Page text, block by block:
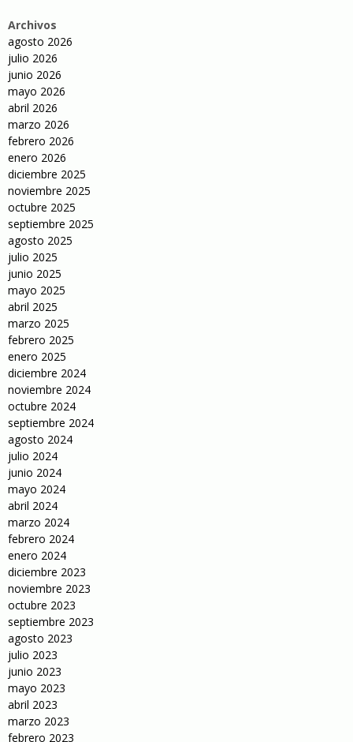
Archivos
agosto 2026
julio 2026
junio 2026
mayo 2026
abril 2026
marzo 2026
febrero 2026
enero 2026
diciembre 2025
noviembre 2025
octubre 2025
septiembre 2025
agosto 2025
julio 2025
junio 2025
mayo 2025
abril 2025
marzo 2025
febrero 2025
enero 2025
diciembre 2024
noviembre 2024
octubre 2024
septiembre 2024
agosto 2024
julio 2024
junio 2024
mayo 2024
abril 2024
marzo 2024
febrero 2024
enero 2024
diciembre 2023
noviembre 2023
octubre 2023
septiembre 2023
agosto 2023
julio 2023
junio 2023
mayo 2023
abril 2023
marzo 2023
febrero 2023